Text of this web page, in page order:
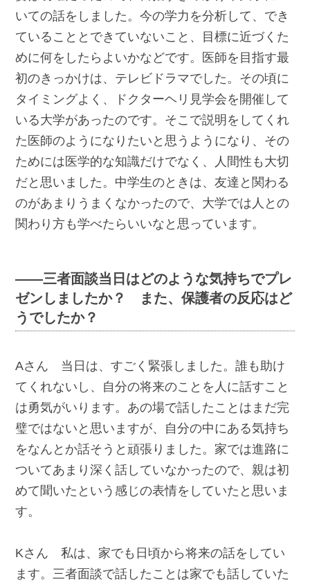
いての話をしました。今の学力を分析して、でき
ていることとできていないこと、目標に近づくた
めに何をしたらよいかなどです。医師を目指す最
初のきっかけは、テレビドラマでした。その頃に
タイミングよく、ドクターヘリ見学会を開催して
いる大学があったのです。そこで説明をしてくれ
た医師のようになりたいと思うようになり、その
ためには医学的な知識だけでなく、人間性も大切
だと思いました。中学生のときは、友達と関わる
のがあまりうまくなかったので、大学では人との
関わり方も学べたらいいなと思っています。
――三者面談当日はどのような気持ちでプレ
ゼンしましたか？ また、保護者の反応はど
うでしたか？
Aさん 当日は、すごく緊張しました。誰も助け
てくれないし、自分の将来のことを人に話すこと
は勇気がいります。あの場で話したことはまだ完
璧ではないと思いますが、自分の中にある気持ち
をなんとか話そうと頑張りました。家では進路に
ついてあまり深く話していなかったので、親は初
めて聞いたという感じの表情をしていたと思いま
す。
Kさん 私は、家でも日頃から将来の話をしてい
ます。三者面談で話したことは家でも話していた